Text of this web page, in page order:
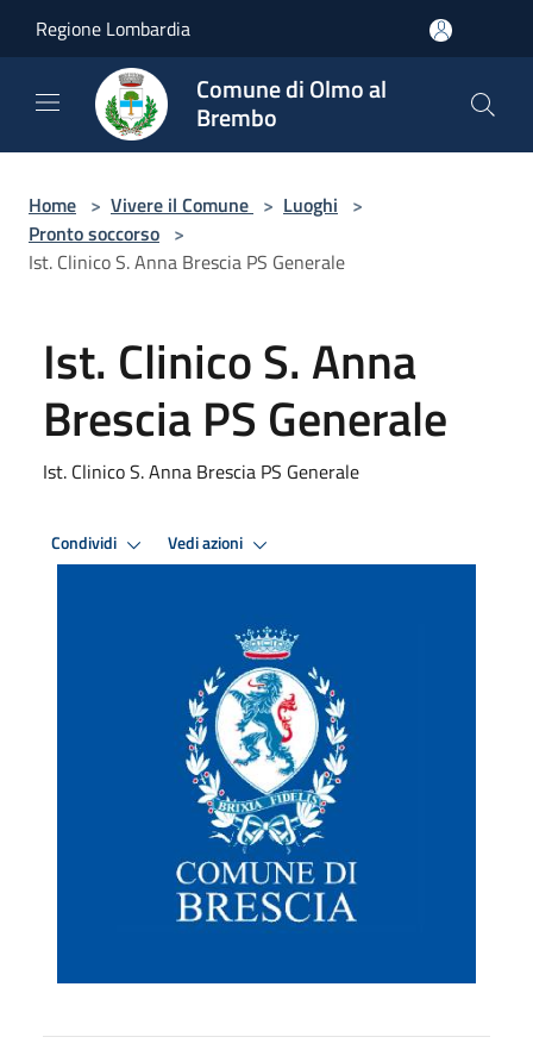
Regione Lombardia
Comune di Olmo al
Brembo
Home > Vivere il Comune > Luoghi >
Pronto soccorso >
Ist. Clinico S. Anna Brescia PS Generale
Ist. Clinico S. Anna
Brescia PS Generale
Ist. Clinico S. Anna Brescia PS Generale
Condividi Vedi azioni